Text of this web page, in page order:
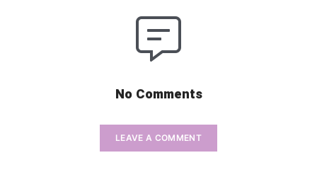
No Comments
LEAVE A COMMENT